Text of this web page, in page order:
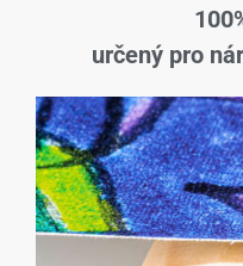
určený pro